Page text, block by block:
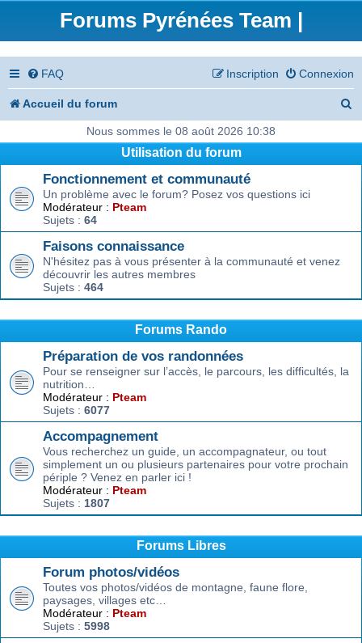
Forums Pyrénées Team |
FAQ Connexion
Inscription
Accueil du forum
e
Nous sommes le 08 août 2026 10:38
Utilisation du forum
Fonctionnement et communauté
Un problème avec le forum? Posez vos questions ici
Modérateur : Pteam
Sujets : 64
Faisons connaissance
N'hésitez pas à vous présenter à la communauté et venez
découvrir les autres membres
Sujets : 464
Forums Rando
Préparation de vos randonnées
Pour se renseigner sur l’accès, le parcours, les difficultés, la
nutrition…
Modérateur : Pteam
Sujets : 6077
Accompagnement
Vous recherchez un guide, un accompagnateur, ou tout
simplement un ou plusieurs partenaires pour votre prochain
périple ? Venez en parler ici !
Modérateur : Pteam
Sujets : 1807
Forums Libres
Forum photos/vidéos
Toutes vos photos/vidéos de montagne, faune flore,
paysages, villages etc…
Modérateur : Pteam
Sujets : 5998